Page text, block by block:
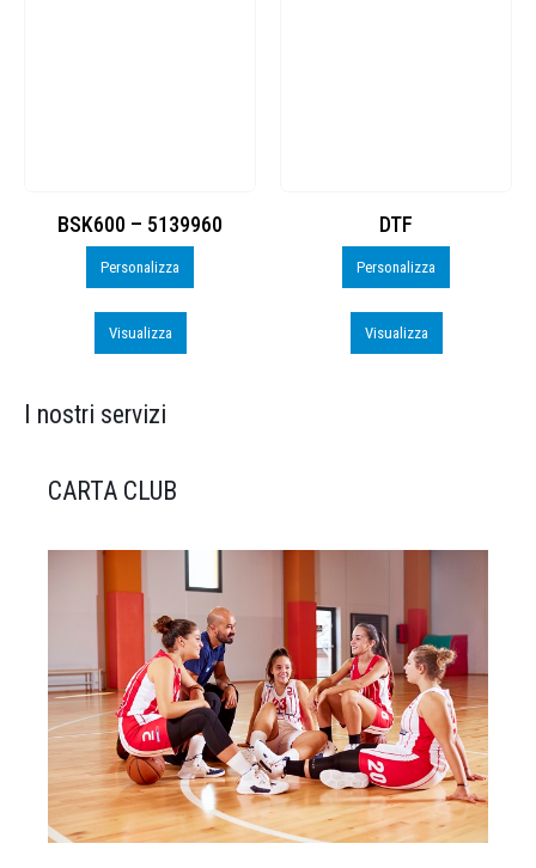
BSK600 – 5139960
Personalizza
Visualizza
DTF
Personalizza
Visualizza
I nostri servizi
CARTA CLUB